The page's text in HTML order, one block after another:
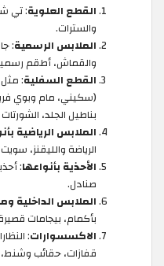
القطع العلوية: تي
والسترات.
الملابس الرسمية:
والقماش، أطقم
القطع السفلية: مثل
(سكيني، مام وبوي
بناطيل الجلد، الشورتات
الملابس الرياضية
الرياضة والليقنز،
الأحذية بأنواعها:
صنادل.
الملابس الداخلية
بأكمام، بيجامات
الاكسسوارات:
قفازات، حقائب